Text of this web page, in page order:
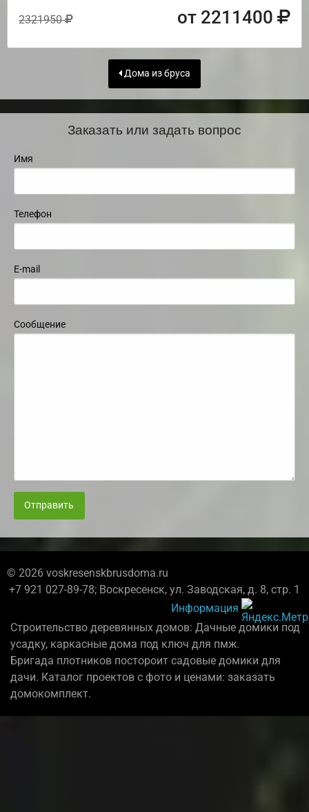
2321950 от 2211400
Дома из бруса
Заказать или задать вопрос
Имя
Телефон
E-mail
Сообщение
Отправить
© 2026 voskresenskbrusdoma.ru
+7 921 027-89-78; Воскресенск, ул. Заводская, д. 8, стр. 1
Информация
Строительство деревянных домов: Дачные домики под
усадку, каркасные дома под ключ для пмж.
Бригада плотников постороит садовые домики для
дачи. Каталог проектов с фото и ценами: заказать
домокомплект.